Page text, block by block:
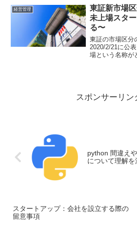
法を紹介します
経営管理
東証新市場
未上場スタ
る〜
東証の市場区分
2020/2/21に公
場という名称が
解を加えて。
スポンサーリン
python 間違え
について理解を
スタートアップ：会社を設立する際の
留意事項